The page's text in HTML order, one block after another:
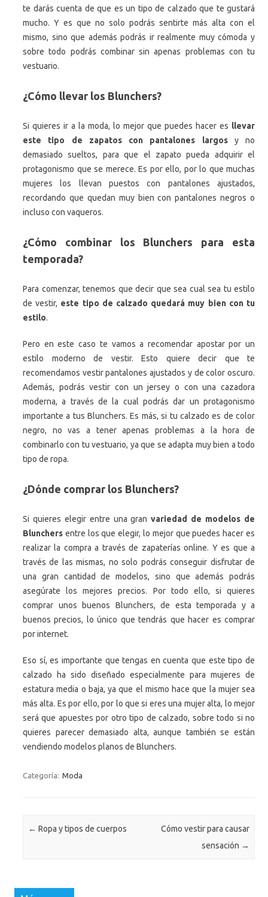
te darás cuenta de que es un tipo de calzado que te gustará
mucho. Y es que no solo podrás sentirte más alta con el
mismo, sino que además podrás ir realmente muy cómoda y
sobre todo podrás combinar sin apenas problemas con tu
vestuario.
¿Cómo llevar los Blunchers?
Si quieres ir a la moda, lo mejor que puedes hacer es llevar
este tipo de zapatos con pantalones largosy no
demasiado sueltos, para que el zapato pueda adquirir el
protagonismo que se merece. Es por ello, por lo que muchas
mujeres los llevan puestos con pantalones ajustados,
recordando que quedan muy bien con pantalones negros o
incluso con vaqueros.
¿Cómo combinar los Blunchers para esta
temporada?
Para comenzar, tenemos que decir que sea cual sea tu estilo
de vestir, este tipo de calzado quedará muy bien con tu
estilo.
Pero en este caso te vamos a recomendar apostar por un
estilo moderno de vestir. Esto quiere decir que te
recomendamos vestir pantalones ajustados y de color oscuro.
Además, podrás vestir con un jersey o con una cazadora
moderna, a través de la cual podrás dar un protagonismo
importante a tus Blunchers. Es más, si tu calzado es de color
negro, no vas a tener apenas problemas a la hora de
combinarlo con tu vestuario, ya que se adapta muy bien a todo
tipo de ropa.
¿Dónde comprar los Blunchers?
Si quieres elegir entre una granvariedad de modelos de
Blunchers entre los que elegir, lo mejor que puedes hacer es
realizar la compra a través de zapaterías online. Y es que a
través de las mismas, no solo podrás conseguir disfrutar de
una gran cantidad de modelos, sino que además podrás
asegúrate los mejores precios. Por todo ello, si quieres
comprar unos buenos Blunchers, de esta temporada y a
buenos precios, lo único que tendrás que hacer es comprar
por internet.
Eso sí, es importante que tengas en cuenta que este tipo de
calzado ha sido diseñado especialmente para mujeres de
estatura media o baja, ya que el mismo hace que la mujer sea
más alta. Es por ello, por lo que si eres una mujer alta, lo mejor
será que apuestes por otro tipo de calzado, sobre todo si no
quieres parecer demasiado alta, aunque también se están
vendiendo modelos planos de Blunchers.
Categoría: Moda
Navegación de entradas
← Ropa y tipos de cuerpos
Cómo vestir para causar
sensación →